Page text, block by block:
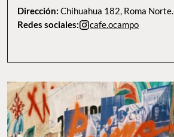
Dirección: Chihuahua 182, Roma Norte.
Redes sociales:
cafe.ocampo